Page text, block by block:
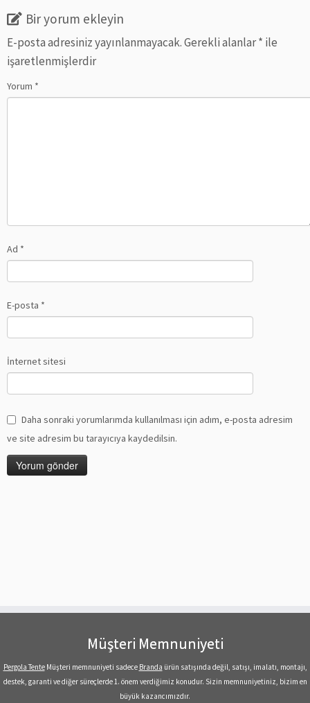
Bir yorum ekleyin
E-posta adresiniz yayınlanmayacak.Gerekli alanlar* ile
işaretlenmişlerdir
Yorum *
Ad *
E-posta *
İnternet sitesi
Daha sonraki yorumlarımda kullanılması için adım, e-posta adresim
ve site adresim bu tarayıcıya kaydedilsin.
Müşteri Memnuniyeti
Pergola TenteMüşteri memnuniyeti sadece Branda ürün satışında değil, satışı, imalatı, montajı,
destek, garanti ve diğer süreçlerde 1. önem verdiğimiz konudur. Sizin memnuniyetiniz, bizim en
büyük kazancımızdır.